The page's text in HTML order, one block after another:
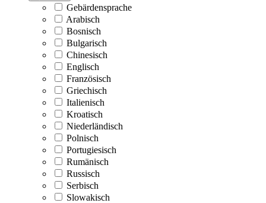
Gebärdensprache
Arabisch
Bosnisch
Bulgarisch
Chinesisch
Englisch
Französisch
Griechisch
Italienisch
Kroatisch
Niederländisch
Polnisch
Portugiesisch
Rumänisch
Russisch
Serbisch
Slowakisch